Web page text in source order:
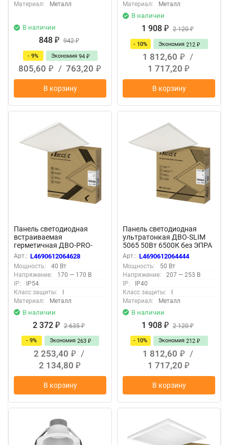
Материал:
Металл
В наличии
848 ₽ 942₽
- 9% Экономия 94 ₽
805,60 ₽ / 763,20 ₽
В корзину
Материал:
Металл
В наличии
1 908 ₽ 2 120₽
- 10% Экономия 212 ₽
1 812,60 ₽
/
1 717,20 ₽
В корзину
Панель светодиодная
встраиваемая
герметичная ДВО-PRO-
IP54 4040-ОПАЛ 40Вт
4000К 120лм/Вт CRI80 IP54
595х595х30мм белая NEOX
Арт.: L4690612064628
Мощность:
40 Вт
Напряжение:
170 — 170 В
IP:
IP54
Класс защиты:
I
Материал:
Металл
В наличии
2 372 ₽ 2 635₽
- 9% Экономия 263 ₽
2 253,40 ₽
/
2 134,80 ₽
В корзину
Панель светодиодная
ультратонкая ДВО-SLIM
5065 50Вт 6500К без ЭПРА
IP40 595х595х8,5мм белая
NEOX
Арт.: L4690612064444
Мощность:
50 Вт
Напряжение:
207 — 253 В
IP:
IP40
Класс защиты:
I
Материал:
Металл
В наличии
1 908 ₽ 2 120₽
- 10% Экономия 212 ₽
1 812,60 ₽
/
1 717,20 ₽
В корзину